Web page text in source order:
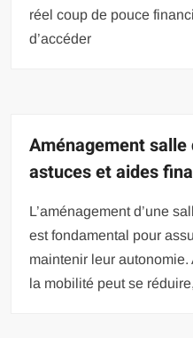
réel coup de pouce
d’accéder
Aménagement salle
astuces et aides
L’aménagement d’une
est fondamental pour
maintenir leur autonomie.
la mobilité peut se